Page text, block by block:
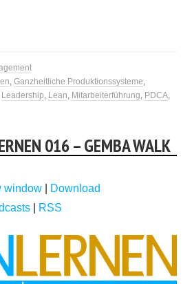
,Ganzheitliche Produktionssysteme,
Leadership, Lean, Mitarbeiterführung, PDCA,
016 – GEMBA WALK
window
Download
RSS